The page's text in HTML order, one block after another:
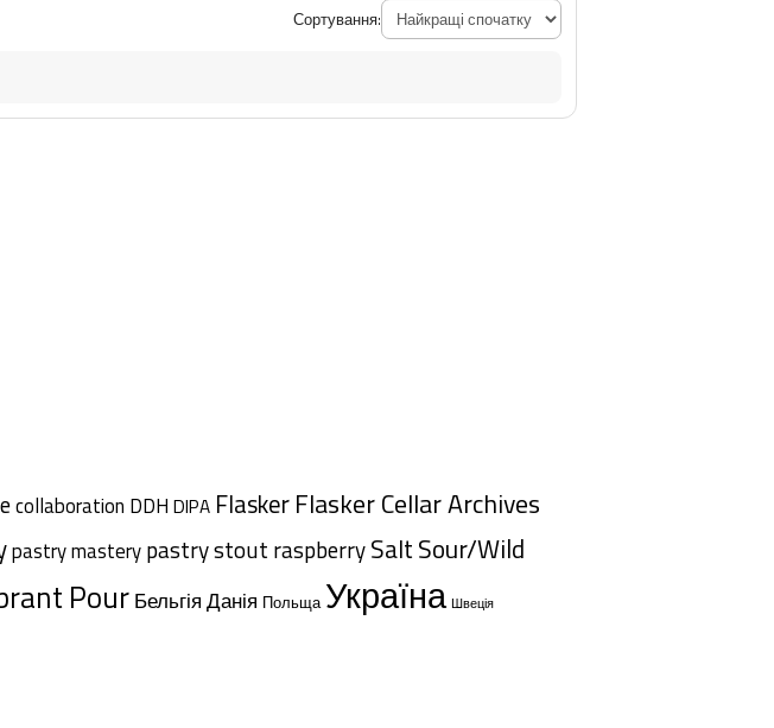
Сортування:
collaboration DDH DIPA FlaskerFlasker Cellar Archives
pastry masterypastry stout raspberrySaltSour/Wild
PourБельгіяДанія Польща Україна Швеція